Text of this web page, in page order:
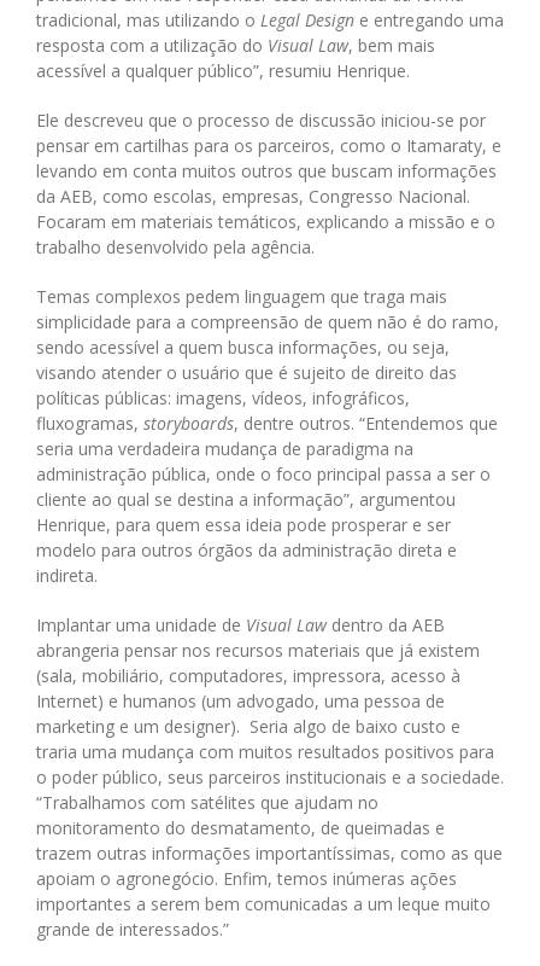
tradicional, mas utilizando o Legal Design e entregando uma
resposta com a utilização do Visual Law, bem mais
acessível a qualquer público”, resumiu Henrique.
Ele descreveu que o processo de discussão iniciou-se por
pensar em cartilhas para os parceiros, como o Itamaraty, e
levando em conta muitos outros que buscam informações
da AEB, como escolas, empresas, Congresso Nacional.
Focaram em materiais temáticos, explicando a missão e o
trabalho desenvolvido pela agência.
Temas complexos pedem linguagem que traga mais
simplicidade para a compreensão de quem não é do ramo,
sendo acessível a quem busca informações, ou seja,
visando atender o usuário que é sujeito de direito das
políticas públicas: imagens, vídeos, infográficos,
fluxogramas, storyboards, dentre outros. “Entendemos que
seria uma verdadeira mudança de paradigma na
administração pública, onde o foco principal passa a ser o
cliente ao qual se destina a informação”, argumentou
Henrique, para quem essa ideia pode prosperar e ser
modelo para outros órgãos da administração direta e
indireta.
Implantar uma unidade de Visual Lawdentro da AEB
abrangeria pensar nos recursos materiais que já existem
(sala, mobiliário, computadores, impressora, acesso à
Internet) e humanos (um advogado, uma pessoa de
marketing e um designer). Seria algo de baixo custo e
traria uma mudança com muitos resultados positivos para
o poder público, seus parceiros institucionais e a sociedade.
“Trabalhamos com satélites que ajudam no
monitoramento do desmatamento, de queimadas e
trazem outras informações importantíssimas, como as que
apoiam o agronegócio. Enfim, temos inúmeras ações
importantes a serem bem comunicadas a um leque muito
grande de interessados.”